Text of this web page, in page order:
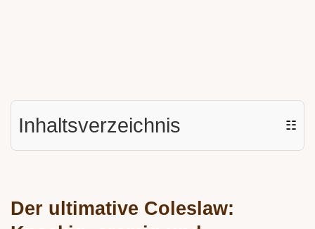
Inhaltsverzeichnis ☷
Der ultimative Coleslaw: